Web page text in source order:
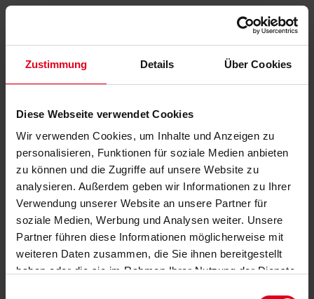
Zustimmung Details Über Cookies
Diese Webseite verwendet Cookies
Wir verwenden Cookies, um Inhalte und Anzeigen zu
personalisieren, Funktionen für soziale Medien anbieten
zu können und die Zugriffe auf unsere Website zu
analysieren. Außerdem geben wir Informationen zu Ihrer
Verwendung unserer Website an unsere Partner für
soziale Medien, Werbung und Analysen weiter. Unsere
Partner führen diese Informationen möglicherweise mit
weiteren Daten zusammen, die Sie ihnen bereitgestellt
haben oder die sie im Rahmen Ihrer Nutzung der Dienste